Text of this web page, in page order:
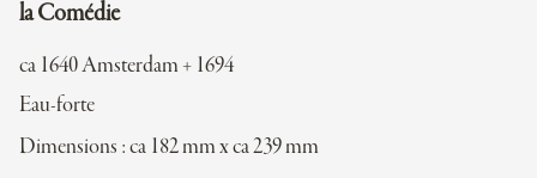
la Comédie
ca 1640 Amsterdam + 1694
Eau-forte
Dimensions : ca 182 mm x ca 239 mm